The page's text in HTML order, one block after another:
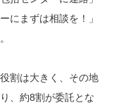
にまずは相談を！」
割は大きく、その地
、約8割が委託とな